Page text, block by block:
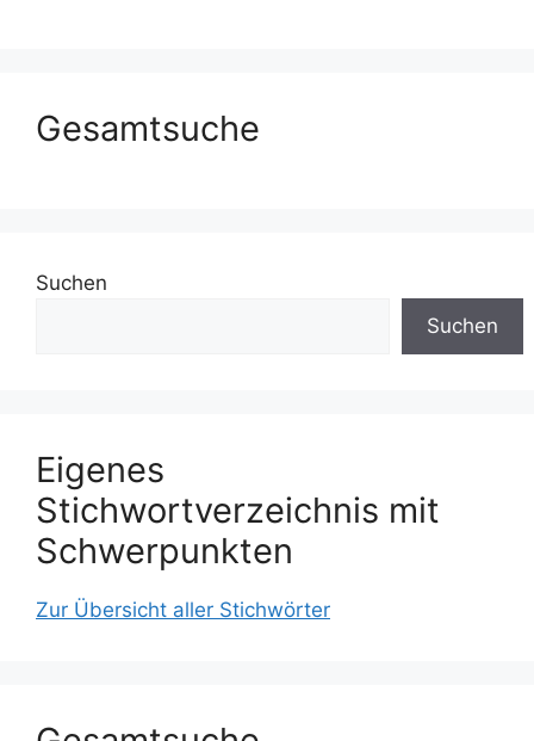
Gesamtsuche
Suchen
Suchen
Eigenes
Stichwortverzeichnis mit
Schwerpunkten
Zur Übersicht aller Stichwörter